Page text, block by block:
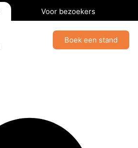
Voor bezoekers
Boek een stand